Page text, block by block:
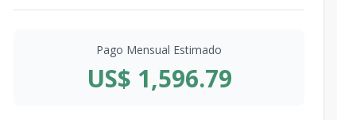
Pago Mensual Estimado
US$ 1,596.79